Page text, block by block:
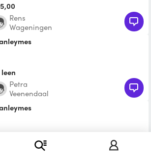
Rens
Wageningen
leen
Petra
Veenendaal
Hendrik